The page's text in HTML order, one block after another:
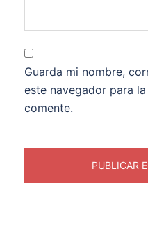
Guarda mi nombre,
este navegador para
comente.